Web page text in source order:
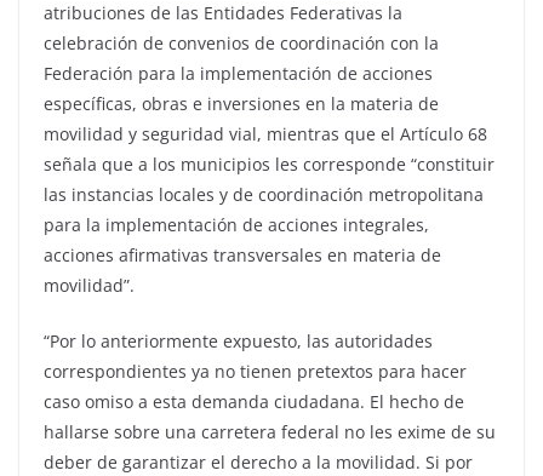
atribuciones de las Entidades Federativas la
celebración de convenios de coordinación con la
Federación para la implementación de acciones
específicas, obras e inversiones en la materia de
movilidad y seguridad vial, mientras que el Artículo 68
señala que a los municipios les corresponde “constituir
las instancias locales y de coordinación metropolitana
para la implementación de acciones integrales,
acciones afirmativas transversales en materia de
movilidad”.
“Por lo anteriormente expuesto, las autoridades
correspondientes ya no tienen pretextos para hacer
caso omiso a esta demanda ciudadana. El hecho de
hallarse sobre una carretera federal no les exime de su
deber de garantizar el derecho a la movilidad. Si por